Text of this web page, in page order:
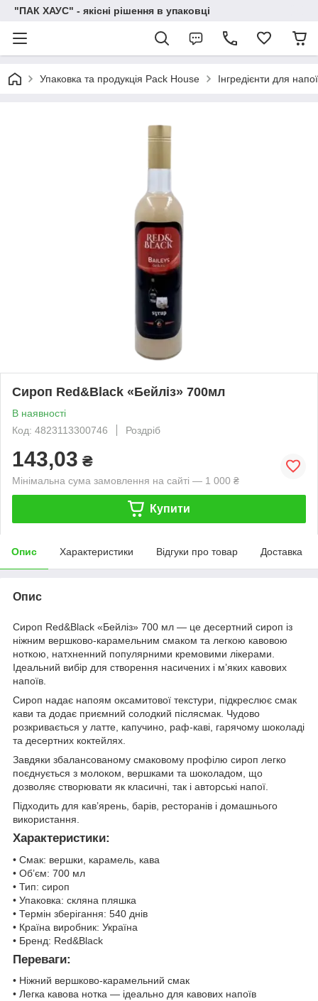
"ПАК ХАУС" - якісні рішення в упаковці
Упаковка та продукція Pack House Інгредієнти для
Сироп Red&Black «Бейліз» 700мл
В наявності
Код: 4823113300746
Роздріб
143,03 ₴
Мінімальна сума замовлення на сайті — 1 000 ₴
Купити
Опис Характеристики Відгуки про товар Доставка
Опис
Сироп Red&Black «Бейліз» 700 мл — це десертний сироп із
ніжним вершково-карамельним смаком та легкою кавовою
ноткою, натхненний популярними кремовими лікерами.
Ідеальний вибір для створення насичених і м’яких кавових
напоїв.
Сироп надає напоям оксамитової текстури, підкреслює смак
кави та додає приємний солодкий післясмак. Чудово
розкривається у латте, капучино, раф-каві, гарячому шоколаді
та десертних коктейлях.
Завдяки збалансованому смаковому профілю сироп легко
поєднується з молоком, вершками та шоколадом, що
дозволяє створювати як класичні, так і авторські напої.
Підходить для кав’ярень, барів, ресторанів і домашнього
використання.
Характеристики:
• Смак: вершки, карамель, кава
• Об’єм: 700 мл
• Тип: сироп
• Упаковка: скляна пляшка
• Термін зберігання: 540 днів
• Країна виробник: Україна
• Бренд: Red&Black
Переваги:
• Ніжний вершково-карамельний смак
• Легка кавова нотка — ідеально для кавових напоїв